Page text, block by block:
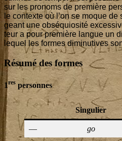
sur les pro­noms de pre­mière
le contexte où l’on se moque
geant une obsé­quio­si­té
teur a pour pre­mière langue un
lequel les formes dimi­nu­tives
Résumé des formes
1res personnes
Sin­gu­lier
— go